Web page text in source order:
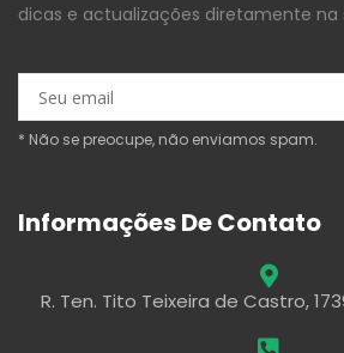
dicas e actualizações diretamente na
* Não se preocupe, não enviamos spam.
Informações De Contato
R. Ten. Tito Teixeira de Castro,